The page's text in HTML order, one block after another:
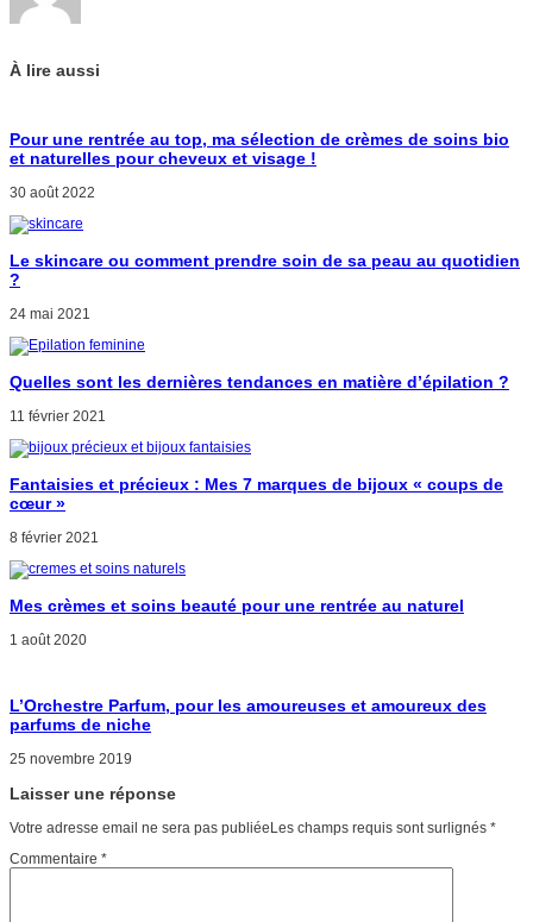
À lire aussi
Pour une rentrée au top, ma sélection de crèmes de soins bio
et naturelles pour cheveux et visage !
30 août 2022
Le skincare ou comment prendre soin de sa peau au quotidien
?
24 mai 2021
Quelles sont les dernières tendances en matière d’épilation ?
11 février 2021
Fantaisies et précieux : Mes 7 marques de bijoux « coups de
cœur »
8 février 2021
Mes crèmes et soins beauté pour une rentrée au naturel
1 août 2020
L’Orchestre Parfum, pour les amoureuses et amoureux des
parfums de niche
25 novembre 2019
Laisser une réponse
Votre adresse email ne sera pas publiéeLes champs requis sont surlignés *
Commentaire *